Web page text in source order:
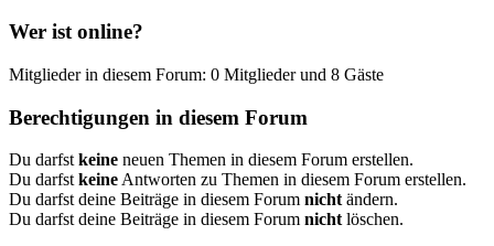
Wer ist online?
Mitglieder in diesem Forum: 0 Mitglieder und 8 Gäste
Berechtigungen in diesem Forum
Du darfst keine neuen Themen in diesem Forum erstellen.
Du darfst keine Antworten zu Themen in diesem Forum erstellen.
Du darfst deine Beiträge in diesem Forum nicht ändern.
Du darfst deine Beiträge in diesem Forum nicht löschen.